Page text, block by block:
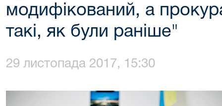
модифікований, а
такі, як були раніше"
29 листопада 2017, 15:30